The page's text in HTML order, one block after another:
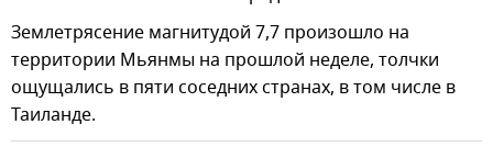
Землетрясение магнитудой 7,7 произошло на
территории Мьянмы на прошлой неделе, толчки
ощущались в пяти соседних странах, в том числе в
Таиланде.